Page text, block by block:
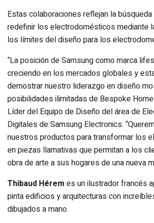
Estas colaboraciones reflejan la
redefinir los electrodomésticos mediante
los límites del diseño para los
“La posición de Samsung como marca
creciendo en los mercados globales y
demostrar nuestro liderazgo en diseño
posibilidades ilimitadas de Bespoke
Líder del Equipo de Diseño del área de
Digitales de Samsung Electronics.
nuestros productos para transformar los
en piezas llamativas que permitan a los
obra de arte a sus hogares de una nueva
Thibaud Hérem es un ilustrador francés
pinta edificios y arquitecturas con
dibujados a mano.